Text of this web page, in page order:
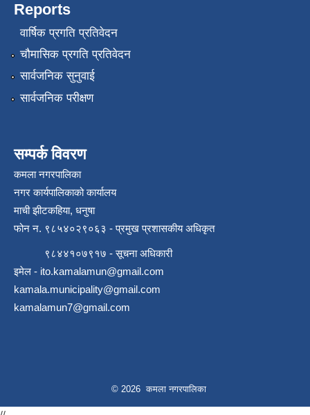
Reports
वार्षिक प्रगति प्रतिवेदन
चौमासिक प्रगति प्रतिवेदन
सार्वजनिक सुनुवाई
सार्वजनिक परीक्षण
सम्पर्क विवरण
कमला नगरपालिका
नगर कार्यपालिकाको कार्यालय
माची झीटकहिया, धनुषा
फोन न‌. ९८५४०२९०६३ - प्रमुख प्रशासकीय अधिकृत
९८४४१०७९१७ - सूचना अधिकारी
इमेल - ito.kamalamun@gmail.com
kamala.municipality@gmail.com
kamalamun7@gmail.com
© 2026 कमला नगरपालिका